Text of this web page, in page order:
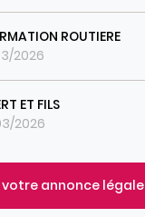
ROUTIERE
2026
ET FILS
2026
votre annonce légale